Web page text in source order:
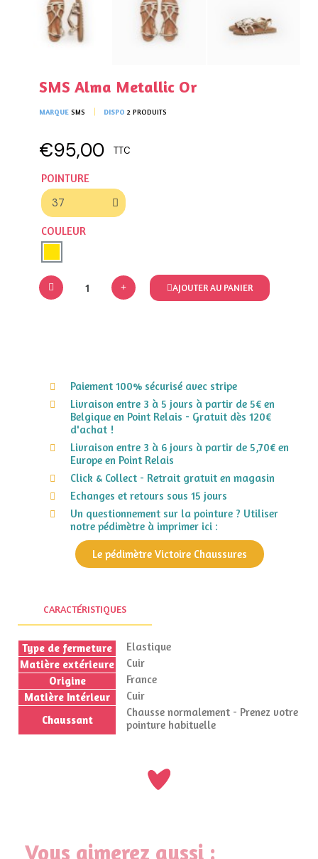
SMS Alma Metallic Or
MARQUE SMS DISPO 2 PRODUITS
€95,00 TTC
POINTURE
COULEUR
AJOUTER AU PANIER
Paiement 100% sécurisé avec stripe
Livraison entre 3 à 5 jours à partir de 5€ en
Belgique en Point Relais - Gratuit dès 120€
d'achat !
Livraison entre 3 à 6 jours à partir de 5,70€ en
Europe en Point Relais
Click & Collect - Retrait gratuit en magasin
Echanges et retours sous 15 jours
Un questionnement sur la pointure ? Utiliser
notre pédimètre à imprimer ici :
Le pédimètre Victoire Chaussures
CARACTÉRISTIQUES
Type de fermeture
Elastique
Matière extérieure
Cuir
Origine
France
Matière Intérieur
Cuir
Chaussant
Chausse normalement - Prenez votre
pointure habituelle
Vous aimerez aussi :